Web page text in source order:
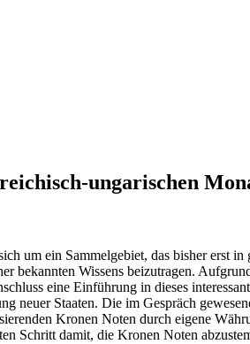
ungarischen
um ein Sammelgebiet, das bisher erst
bekannten Wissens beizutragen.
eine Einführung in dieses
Staaten. Die im Gespräch
Kronen Noten durch eigene
Schritt damit, die Kronen Noten